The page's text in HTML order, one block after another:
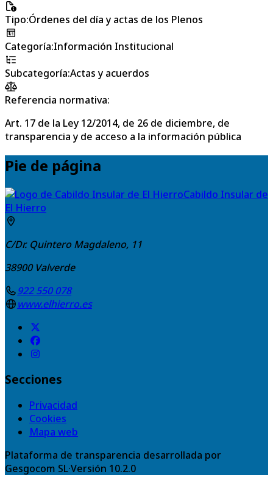
Tipo:Órdenes del día y actas de los Plenos
Categoría:Información Institucional
Subcategoría:Actas y acuerdos
Referencia normativa:
Art. 17 de la Ley 12/2014, de 26 de diciembre, de
transparencia y de acceso a la información pública
Pie de página
Cabildo Insular de
El Hierro
C/Dr. Quintero Magdaleno, 11
38900 Valverde
922 550 078
www.elhierro.es
Secciones
Privacidad
Cookies
Mapa web
Plataforma de transparencia desarrollada por
Gesgocom SL·Versión 10.2.0